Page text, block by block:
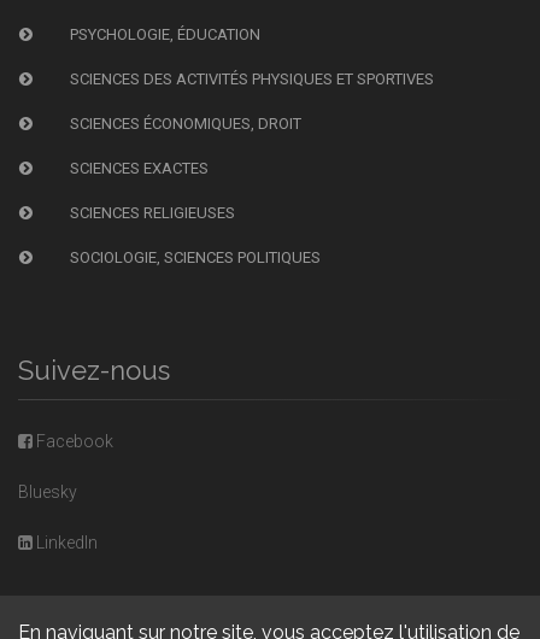
En naviguant sur notre site, vous acceptez l'utilisation de
PSYCHOLOGIE, ÉDUCATION
SCIENCES DES ACTIVITÉS PHYSIQUES ET SPORTIVES
SCIENCES ÉCONOMIQUES, DROIT
SCIENCES EXACTES
SCIENCES RELIGIEUSES
SOCIOLOGIE, SCIENCES POLITIQUES
Suivez-nous
Facebook
Bluesky
LinkedIn